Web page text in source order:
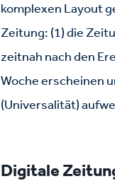
komplexen Layout
Zeitung: (1) die
zeitnah nach den
Woche erscheinen
(Universalität)
Digitale